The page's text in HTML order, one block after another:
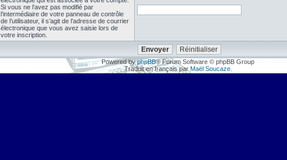
Si vous ne l’avez pas modifié par
l’intermédiaire de votre panneau de contrôle
de l’utilisateur, il s’agit de l’adresse de courrier
électronique que vous avez saisie lors de
votre inscription.
Powered byphpBB® Forum Software © phpBB Group
Traduit en français par Maël Soucaze.